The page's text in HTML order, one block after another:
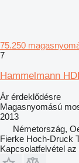
75.250
7
Hammelmann
Ár érdeklődésre
Magasnyomású
2013
Németország,
Fierke Hoch-Druck
Kapcsolatfelvétel az